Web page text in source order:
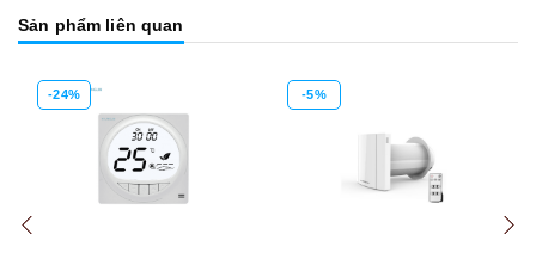
Sản phẩm liên quan
-24% -5%